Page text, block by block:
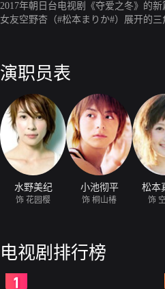
2017年朝日台电视剧《夺爱之冬》的
女友空野杏（#松本まりか#）展开的三
演职员表
水野美纪
饰 花园樱
小池彻平
饰 桐山椿
松本
饰
电视剧排行榜